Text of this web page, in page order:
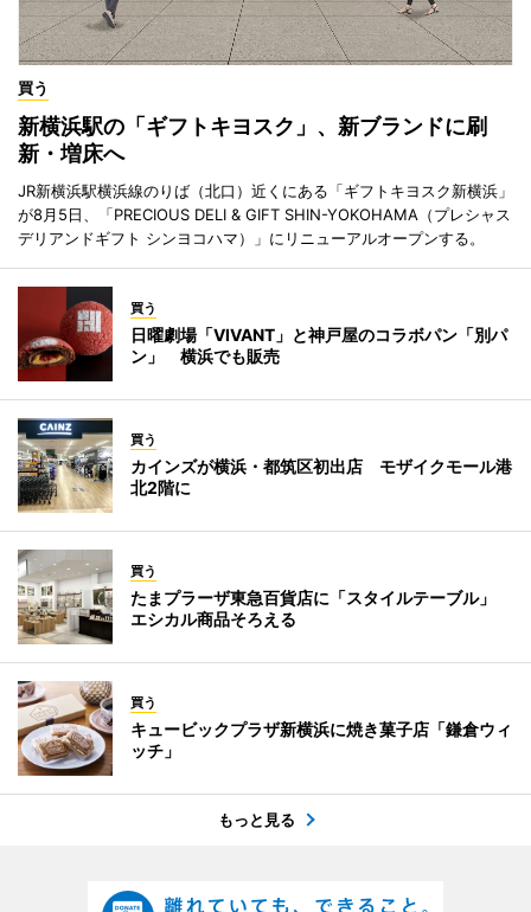
買う
新横浜駅の「ギフトキヨスク」、新ブランドに刷
新・増床へ
JR新横浜駅横浜線のりば（北口）近くにある「ギフトキヨスク新横浜」
が8月5日、「PRECIOUS DELI & GIFT SHIN-YOKOHAMA（プレシャス
デリアンドギフト シンヨコハマ）」にリニューアルオープンする。
買う
日曜劇場「VIVANT」と神戸屋のコラボパン「別パ
ン」 横浜でも販売
買う
カインズが横浜・都筑区初出店 モザイクモール港
北2階に
買う
たまプラーザ東急百貨店に「スタイルテーブル」
エシカル商品そろえる
買う
キュービックプラザ新横浜に焼き菓子店「鎌倉ウィ
ッチ」
もっと見る